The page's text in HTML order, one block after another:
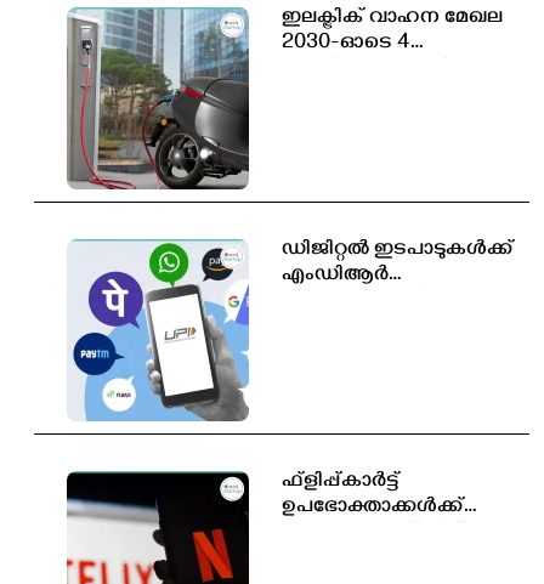
ഇലക്ട്രിക് വാഹന മേഖല
2030-ഓടെ 4
ഡിജിറ്റൽ ഇടപാടുകൾക്ക്
എംഡിആർ
ഫ്ളിപ്പ്കാർട്ട്
ഉപഭോക്താക്കൾക്ക്